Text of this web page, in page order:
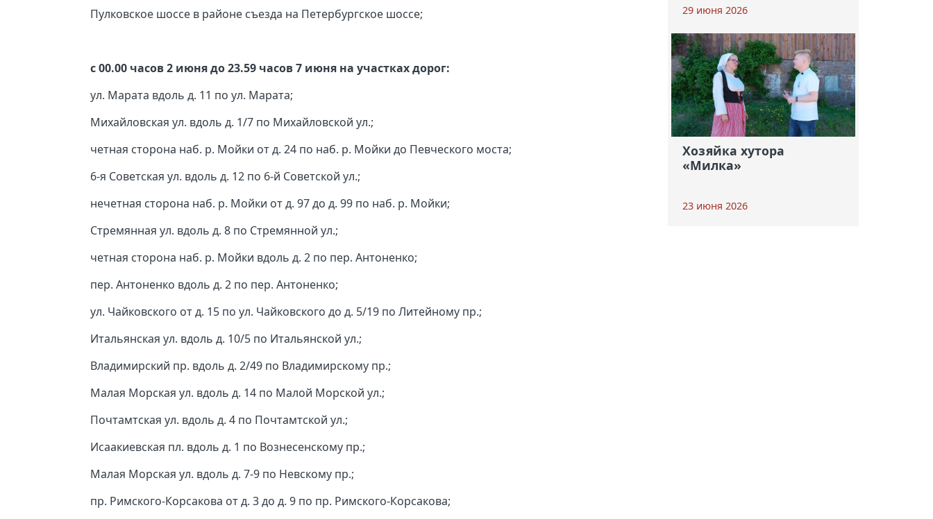
Пулковское шоссе в районе съезда на Петербургское шоссе;
с 00.00 часов 2 июня до 23.59 часов 7 июня на участках дорог:
ул. Марата вдоль д. 11 по ул. Марата;
Михайловская ул. вдоль д. 1/7 по Михайловской ул.;
четная сторона наб. р. Мойки от д. 24 по наб. р. Мойки до Певческого моста;
6-я Советская ул. вдоль д. 12 по 6-й Советской ул.;
нечетная сторона наб. р. Мойки от д. 97 до д. 99 по наб. р. Мойки;
Стремянная ул. вдоль д. 8 по Стремянной ул.;
четная сторона наб. р. Мойки вдоль д. 2 по пер. Антоненко;
пер. Антоненко вдоль д. 2 по пер. Антоненко;
ул. Чайковского от д. 15 по ул. Чайковского до д. 5/19 по Литейному пр.;
Итальянская ул. вдоль д. 10/5 по Итальянской ул.;
Владимирский пр. вдоль д. 2/49 по Владимирскому пр.;
Малая Морская ул. вдоль д. 14 по Малой Морской ул.;
Почтамтская ул. вдоль д. 4 по Почтамтской ул.;
Исаакиевская пл. вдоль д. 1 по Вознесенскому пр.;
Малая Морская ул. вдоль д. 7-9 по Невскому пр.;
пр. Римского-Корсакова от д. 3 до д. 9 по пр. Римского-Корсакова;
29 июня 2026
Хозяйка хутора
«Милка»
23 июня 2026